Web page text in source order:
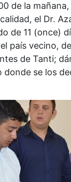
de la
el Dr.
de 11 (once)
país vecino,
de Tanti;
donde se los